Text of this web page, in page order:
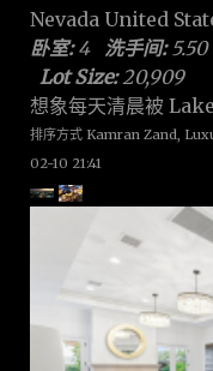
Nevada United
卧室:4 洗手间:5.50
Lot Size:20,909
想象每天清晨被
排序方式 Kamran Zand,
02-10 21:41